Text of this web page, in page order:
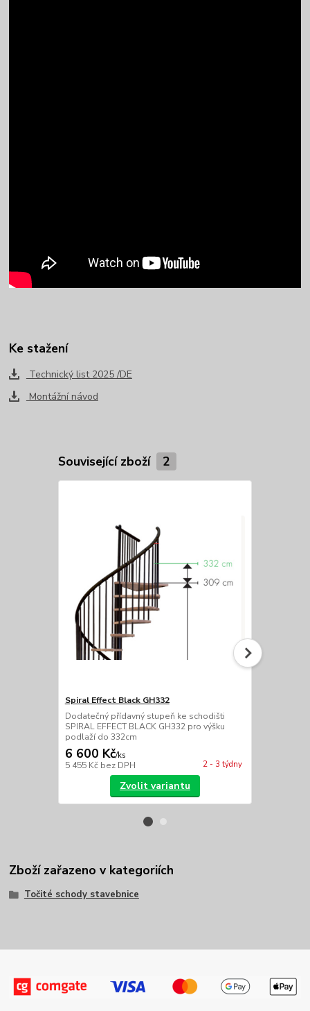
Ke stažení
Technický list 2025 /DE
Montážní návod
Související zboží 2
Spiral Effect Black GH332
Dodatečný přídavný stupeň ke schodišti
SPIRAL EFFECT BLACK GH332 pro výšku
podlaží do 332cm
6 600 Kč/ks
5 455 Kč bez DPH 2 - 3 týdny
Zvolit variantu
Zboží zařazeno v kategoriích
Točité schody stavebnice